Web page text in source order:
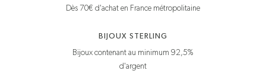
Dès 70€ d'achat en France métropolitaine
BIJOUX STERLING
Bijoux contenant au minimum 92,5%
d'argent